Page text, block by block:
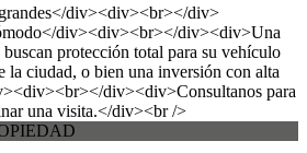
div><div><br></div>
div><div><br></div><div>Una
protección total para su vehículo
la ciudad, o bien una inversión con alta
div><div>Consultanos para
una visita.</div><br />